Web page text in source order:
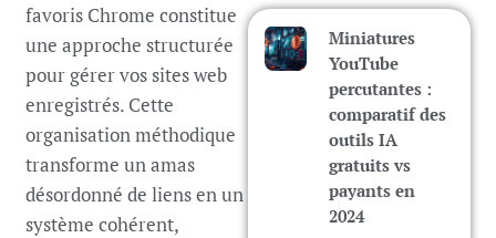
favoris Chrome constitue
une approche structurée
pour gérer vos sites web
enregistrés. Cette
organisation méthodique
transforme un amas
désordonné de liens en un
système cohérent,
Miniatures
YouTube
percutantes :
comparatif des
outils IA
gratuits vs
payants en
2024